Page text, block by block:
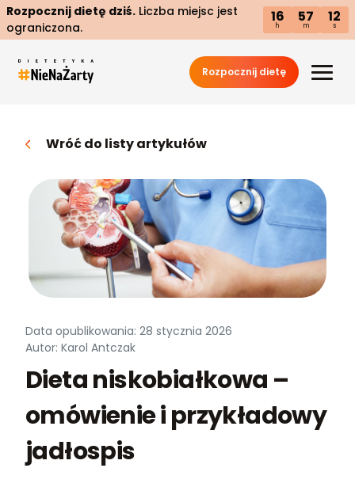
Rozpocznij dietę dziś. Liczba miejsc jest
ograniczona.
16
h
57
m
11
s
Rozpocznij dietę
Wróć do listy artykułów
Data opublikowania: 28 stycznia 2026
Autor: Karol Antczak
Dieta niskobiałkowa –
omówienie i przykładowy
jadłospis